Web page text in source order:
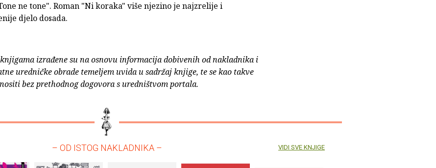
ne tone". Roman "Ni koraka" više njezino je najzrelije i
djelo dosada.
izrađene su na osnovu informacija dobivenih od nakladnika i
uredničke obrade temeljem uvida u sadržaj knjige, te se kao takve
bez prethodnog dogovora s uredništvom portala.
– OD ISTOG NAKLADNIKA – VIDI SVE KNJIGE